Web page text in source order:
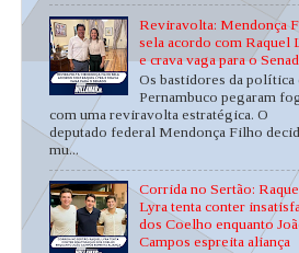
Reviravolta: Mendonça
sela acordo com Raquel
e crava vaga para o
Os bastidores da política
Pernambuco pegaram
com uma reviravolta estratégica. O
deputado federal Mendonça Filho
mu...
Corrida no Sertão:
Lyra tenta conter
dos Coelho enquanto
Campos espreita aliança